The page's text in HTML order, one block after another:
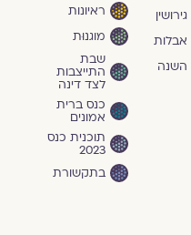
אבלות
השנה
ראיונות
מוגנוּת
שבת
התייצבות
לצד דינה
כנס ברית
אמונים
תוכנית כנס
2023
בתקשורת